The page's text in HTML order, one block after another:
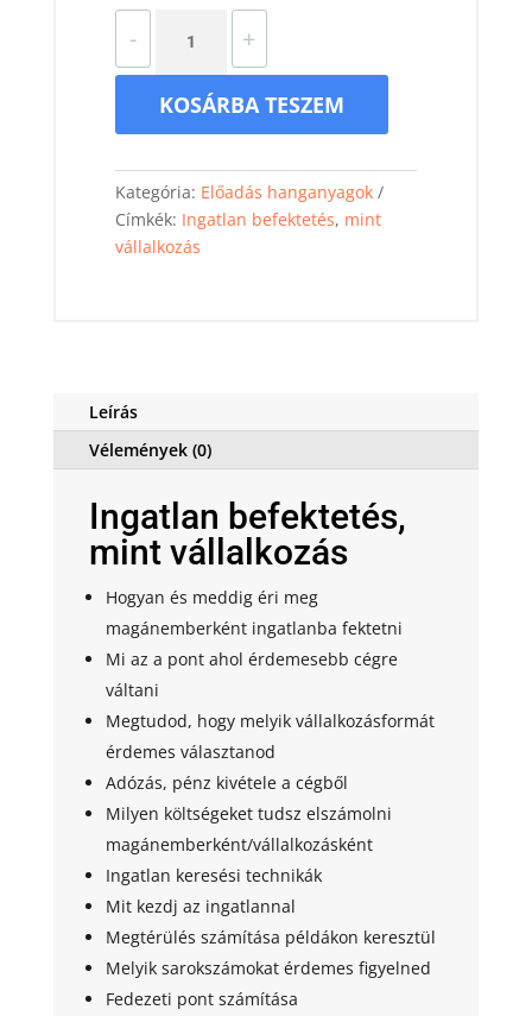
-
befektetés,
mint
vállalkozás
mennyiség
+
KOSÁRBA TESZEM
Kategória: Előadás hanganyagok
Címkék: Ingatlan befektetés, mint
vállalkozás
Leírás
Vélemények (0)
Ingatlan befektetés,
mint vállalkozás
Hogyan és meddig éri meg
magánemberként ingatlanba fektetni
Mi az a pont ahol érdemesebb cégre
váltani
Megtudod, hogy melyik vállalkozásformát
érdemes választanod
Adózás, pénz kivétele a cégből
Milyen költségeket tudsz elszámolni
magánemberként/vállalkozásként
Ingatlan keresési technikák
Mit kezdj az ingatlannal
Megtérülés számítása példákon keresztül
Melyik sarokszámokat érdemes figyelned
Fedezeti pont számítása